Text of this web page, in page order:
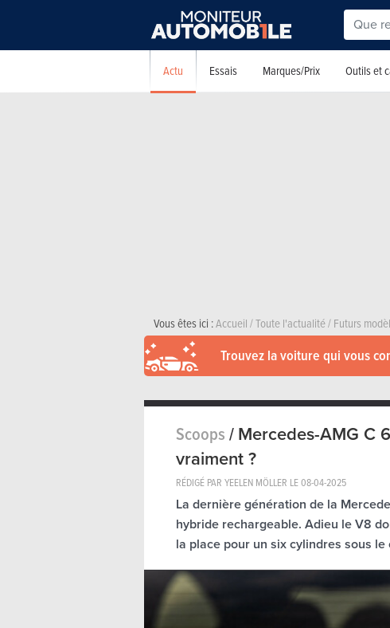
Actu Essais Marques/Prix Outils et
Vous êtes ici :Accueil/Toute l'actualité/Futurs
Trouvez la voiture qui vous
Scoops/Mercedes-AMG C
vraiment ?
RÉDIGÉ PAR YEELEN MÖLLER LE08-04-2025
La dernière génération de la
hybride rechargeable. Adieu le V8
la place pour un six cylindres sous le